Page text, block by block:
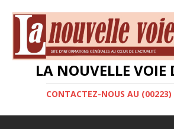
LA NOUVELLE VOIE
CONTACTEZ-NOUS AU (00223)